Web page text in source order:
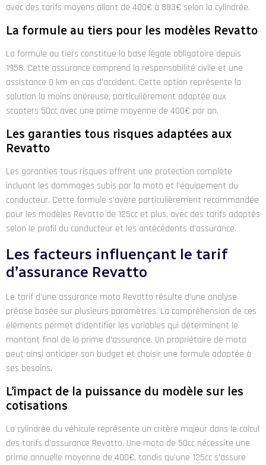
avec des tarifs moyens allant de 400€ à 883€ selon la cylindrée.
La formule au tiers pour les modèles Revatto
La formule au tiers constitue la base légale obligatoire depuis
1958. Cette assurance comprend la responsabilité civile et une
assistance 0 km en cas d’accident. Cette option représente la
solution la moins onéreuse, particulièrement adaptée aux
scooters 50cc avec une prime moyenne de 400€ par an.
Les garanties tous risques adaptées aux
Revatto
Les garanties tous risques offrent une protection complète
incluant les dommages subis par la moto et l’équipement du
conducteur. Cette formule s’avère particulièrement recommandée
pour les modèles Revatto de 125cc et plus, avec des tarifs adaptés
selon le profil du conducteur et les antécédents d’assurance.
Les facteurs influençant le tarif
d’assurance Revatto
Le tarif d’une assurance moto Revatto résulte d’une analyse
précise basée sur plusieurs paramètres. La compréhension de ces
éléments permet d’identifier les variables qui déterminent le
montant final de la prime d’assurance. Un propriétaire de moto
peut ainsi anticiper son budget et choisir une formule adaptée à
ses besoins.
L’impact de la puissance du modèle sur les
cotisations
La cylindrée du véhicule représente un critère majeur dans le calcul
des tarifs d’assurance Revatto. Une moto de 50cc nécessite une
prime annuelle moyenne de 400€, tandis qu’une 125cc s’assure